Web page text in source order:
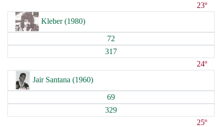
23º
Kleber (1980)
72
317
24º
Jair Santana (1960)
69
329
25º